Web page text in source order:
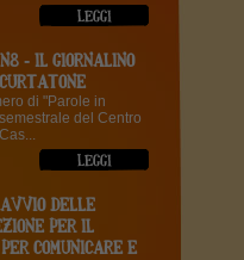
- IL GIORNALINO
di "Parole in
del Centro
DELLE
PER IL
COMUNICARE E